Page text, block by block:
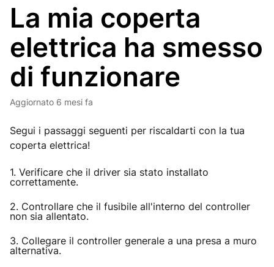
La mia coperta
elettrica ha smesso
di funzionare
Aggiornato 6 mesi fa
Segui i passaggi seguenti per riscaldarti con la tua
coperta elettrica!
1. Verificare che il driver sia stato installato
correttamente.
2. Controllare che il fusibile all'interno del controller
non sia allentato.
3. Collegare il controller generale a una presa a muro
alternativa.